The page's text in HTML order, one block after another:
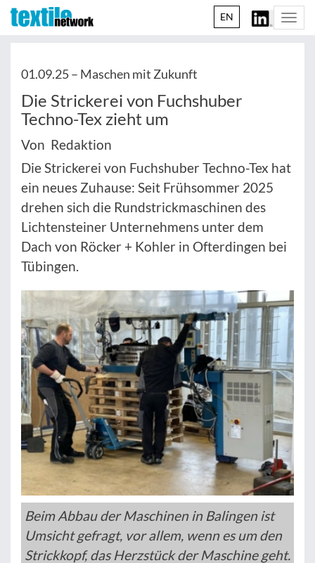
EN
01.09.25 – Maschen mit Zukunft
Die Strickerei von Fuchshuber
Techno-Tex zieht um
Von Redaktion
Die Strickerei von Fuchshuber Techno-Tex hat
ein neues Zuhause: Seit Frühsommer 2025
drehen sich die Rundstrickmaschinen des
Lichtensteiner Unternehmens unter dem
Dach von Röcker + Kohler in Ofterdingen bei
Tübingen.
Beim Abbau der Maschinen in Balingen ist
Umsicht gefragt, vor allem, wenn es um den
Strickkopf, das Herzstück der Maschine geht.